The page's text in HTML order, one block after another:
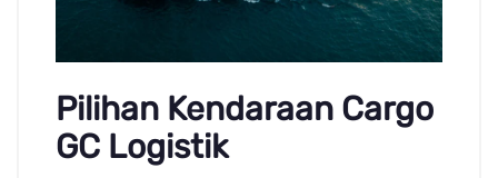
Pilihan Kendaraan Cargo
GC Logistik